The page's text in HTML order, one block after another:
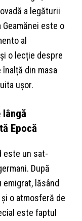
a legăturii
este o
al
o lecție despre
din masa
ușor.
Epocă
este un sat-
După
emigrat, lăsând
o atmosferă de
este faptul